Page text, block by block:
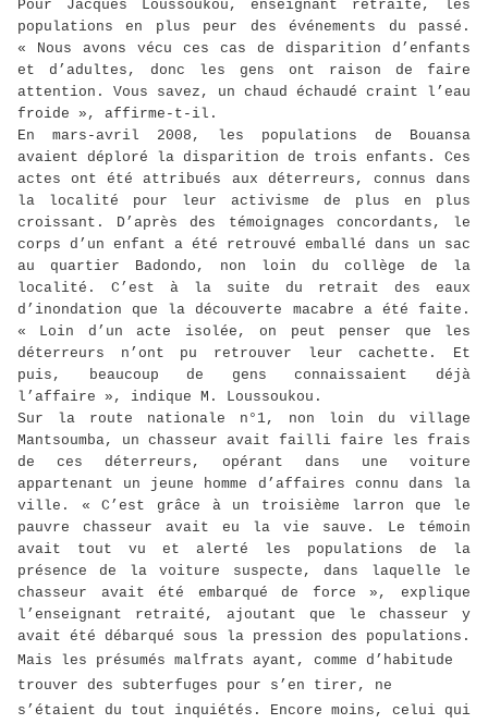
Pour Jacques Loussoukou, enseignant retraité, les
populations en plus peur des événements du passé.
« Nous avons vécu ces cas de disparition d’enfants
et d’adultes, donc les gens ont raison de faire
attention. Vous savez, un chaud échaudé craint l’eau
froide », affirme-t-il.
En mars-avril 2008, les populations de Bouansa
avaient déploré la disparition de trois enfants. Ces
actes ont été attribués aux déterreurs, connus dans
la localité pour leur activisme de plus en plus
croissant. D’après des témoignages concordants, le
corps d’un enfant a été retrouvé emballé dans un sac
au quartier Badondo, non loin du collège de la
localité. C’est à la suite du retrait des eaux
d’inondation que la découverte macabre a été faite.
« Loin d’un acte isolée, on peut penser que les
déterreurs n’ont pu retrouver leur cachette. Et
puis, beaucoup de gens connaissaient déjà
l’affaire », indique M. Loussoukou.
Sur la route nationale n°1, non loin du village
Mantsoumba, un chasseur avait failli faire les frais
de ces déterreurs, opérant dans une voiture
appartenant un jeune homme d’affaires connu dans la
ville. « C’est grâce à un troisième larron que le
pauvre chasseur avait eu la vie sauve. Le témoin
avait tout vu et alerté les populations de la
présence de la voiture suspecte, dans laquelle le
chasseur avait été embarqué de force », explique
l’enseignant retraité, ajoutant que le chasseur y
avait été débarqué sous la pression des populations.
Mais les présumés malfrats ayant, comme d’habitude
trouver des subterfuges pour s’en tirer, ne
s’étaient du tout inquiétés. Encore moins, celui qui